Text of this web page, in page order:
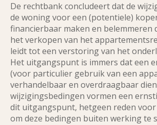
De rechtbank concludeert dat de
de woning voor een (potentiele)
financierbaar maken en belemmeren
het verkopen van het
leidt tot een verstoring van het
Het uitgangspunt is immers dat een
(voor particulier gebruik van een
verhandelbaar en overdraagbaar
wijzigingsbedingen vormen een
dit uitgangspunt, hetgeen reden
om deze bedingen buiten werking te